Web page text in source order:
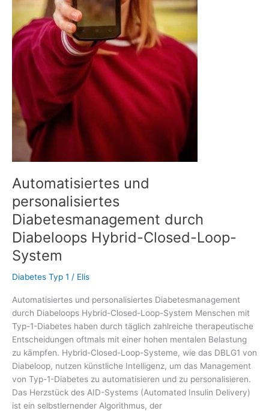
Automatisiertes und
personalisiertes
Diabetesmanagement durch
Diabeloops Hybrid-Closed-Loop-
System
Diabetes Typ 1 / Elis
Automatisiertes und personalisiertes Diabetesmanagement
durch Diabeloops Hybrid-Closed-Loop-System Menschen mit
Typ-1-Diabetes haben durch täglich zahlreiche therapeutische
Entscheidungen oftmals mit einer hohen mentalen Belastung
zu kämpfen. Hybrid-Closed-Loop-Systeme, wie das DBLG1 von
Diabeloop, nutzen künstliche Intelligenz, um das Management
von Typ-1-Diabetes zu automatisieren und zu personalisieren.
Das Herzstück des AID-Systems (Automated Insulin Delivery)
ist ein selbstlernender Algorithmus, der